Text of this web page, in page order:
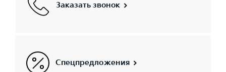
Заказать звонок
Спецпредложения